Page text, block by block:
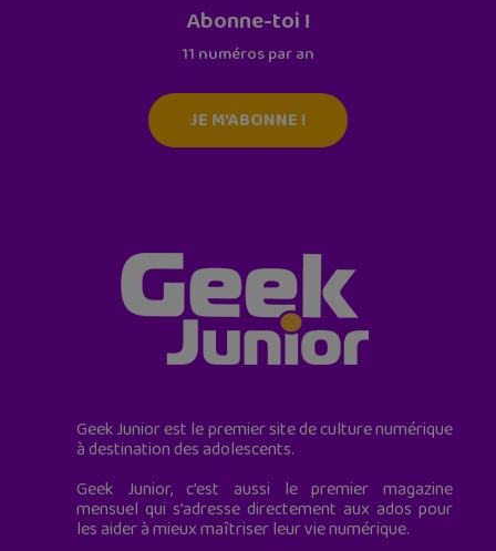
Abonne-toi !
11 numéros par an
JE M'ABONNE !
Geek Junior est le premier site de culture numérique
à destination des adolescents.
Geek Junior, c’est aussi le premier magazine
mensuel qui s’adresse directement aux ados pour
les aider à mieux maîtriser leur vie numérique.